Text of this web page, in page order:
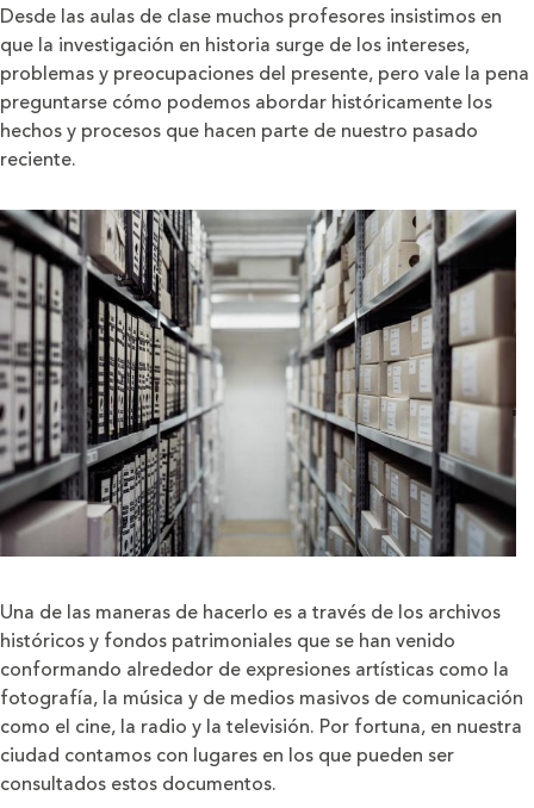
Desde las aulas de clase muchos profesores insistimos en
que la investigación en historia surge de los intereses,
problemas y preocupaciones del presente, pero vale la pena
preguntarse cómo podemos abordar históricamente los
hechos y procesos que hacen parte de nuestro pasado
reciente.
Una de las maneras de hacerlo es a través de los archivos
históricos y fondos patrimoniales que se han venido
conformando alrededor de expresiones artísticas como la
fotografía, la música y de medios masivos de comunicación
como el cine, la radio y la televisión. Por fortuna, en nuestra
ciudad contamos con lugares en los que pueden ser
consultados estos documentos.